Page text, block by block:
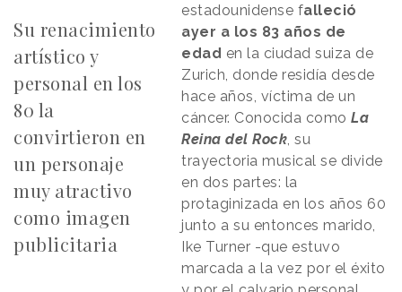
Su renacimiento
artístico y
personal en los
80 la
convirtieron en
un personaje
muy atractivo
como imagen
publicitaria
estadounidense falleció
ayer a los 83 años de
edad en la ciudad suiza de
Zurich, donde residía desde
hace años, víctima de un
cáncer. Conocida comoLa
Reina del Rock , su
trayectoria musical se divide
en dos partes: la
protaginizada en los años 60
junto a su entonces marido,
Ike Turner -que estuvo
marcada a la vez por el éxito